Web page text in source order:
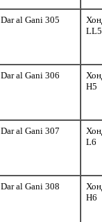
Dar al Gani 305
LL5
Dar al Gani 306
H5
Dar al Gani 307
L6
Dar al Gani 308
H6